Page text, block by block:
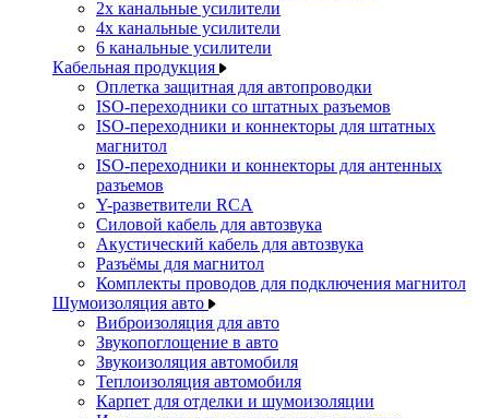
2х канальные усилители
4х канальные усилители
6 канальные усилители
Кабельная продукция
Оплетка защитная для автопроводки
ISO-переходники со штатных разъемов
ISO-переходники и коннекторы для штатных
магнитол
ISO-переходники и коннекторы для антенных
разъемов
Y-разветвители RCA
Силовой кабель для автозвука
Акустический кабель для автозвука
Разъёмы для магнитол
Комплекты проводов для подключения магнитол
Шумоизоляция авто
Виброизоляция для авто
Звукопоглощение в авто
Звукоизоляция автомобиля
Теплоизоляция автомобиля
Карпет для отделки и шумоизоляции